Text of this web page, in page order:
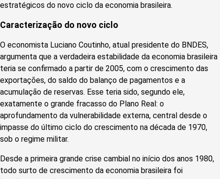
estratégicos do novo ciclo da economia brasileira.
Caracterização do novo ciclo
O economista Luciano Coutinho, atual presidente do BNDES,
argumenta que a verdadeira estabilidade da economia brasileira
teria se confirmado a partir de 2005, com o crescimento das
exportações, do saldo do balanço de pagamentos e a
acumulação de reservas. Esse teria sido, segundo ele,
exatamente o grande fracasso do Plano Real: o
aprofundamento da vulnerabilidade externa, central desde o
impasse do último ciclo do crescimento na década de 1970,
sob o regime militar.
Desde a primeira grande crise cambial no início dos anos 1980,
todo surto de crescimento da economia brasileira foi